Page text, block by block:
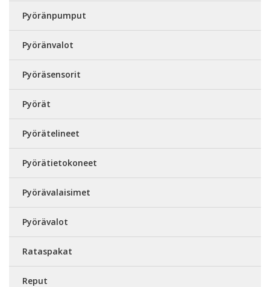
Pyöränpumput
Pyöränvalot
Pyöräsensorit
Pyörät
Pyörätelineet
Pyörätietokoneet
Pyörävalaisimet
Pyörävalot
Rataspakat
Reput